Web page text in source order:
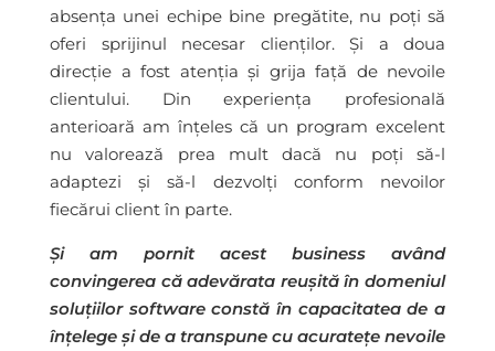
absența unei echipe bine pregătite, nu poți să
oferi sprijinul necesar clienților. Și a doua
direcție a fost atenția și grija față de nevoile
clientului. Din experiența profesională
anterioară am înțeles că un program excelent
nu valorează prea mult dacă nu poți să-l
adaptezi și să-l dezvolți conform nevoilor
fiecărui client în parte.
Și am pornit acest business având
convingerea că adevărata reușită în domeniul
soluțiilor software constă în capacitatea de a
înțelege și de a transpune cu acuratețe nevoile